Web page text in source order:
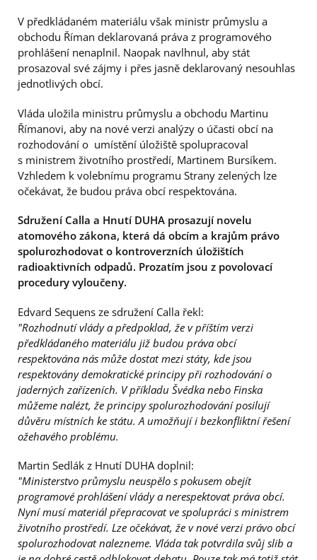
V předkládaném materiálu však ministr průmyslu a
obchodu Říman deklarovaná práva z programového
prohlášení nenaplnil. Naopak navlhnul, aby stát
prosazoval své zájmy i přes jasně deklarovaný nesouhlas
jednotlivých obcí.
Vláda uložila ministru průmyslu a obchodu Martinu
Římanovi, aby na nové verzi analýzy o účasti obcí na
rozhodování o umístění úložiště spolupracoval
s ministrem životního prostředí, Martinem Bursíkem.
Vzhledem k volebnímu programu Strany zelených lze
očekávat, že budou práva obcí respektována.
Sdružení Calla a Hnutí DUHA prosazují novelu
atomového zákona, která dá obcím a krajům právo
spolurozhodovat o kontroverzních úložištích
radioaktivních odpadů. Prozatím jsou z povolovací
procedury vyloučeny.
Edvard Sequens ze sdružení Calla řekl:
"Rozhodnutí vlády a předpoklad, že v příštím verzi
předkládaného materiálu již budou práva obcí
respektována nás může dostat mezi státy, kde jsou
respektovány demokratické principy při rozhodování o
jaderných zařízeních. V příkladu Švédka nebo Finska
můžeme nalézt, že principy spolurozhodování posilují
důvěru místních ke státu. A umožňují i bezkonfliktní řešení
ožehavého problému.
Martin Sedlák z Hnutí DUHA doplnil:
"Ministerstvo průmyslu neuspělo s pokusem obejít
programové prohlášení vlády a nerespektovat práva obcí.
Nyní musí materiál přepracovat ve spolupráci s ministrem
životního prostředí. Lze očekávat, že v nové verzi právo obcí
spolurozhodovat nalezneme. Vláda tak potvrdila svůj slib a